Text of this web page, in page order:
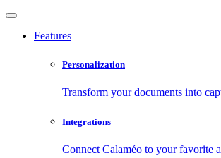
Features
Personalization
Transform your documents into
Integrations
Connect Calaméo to your favorite